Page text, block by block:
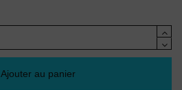
Ajouter au panier